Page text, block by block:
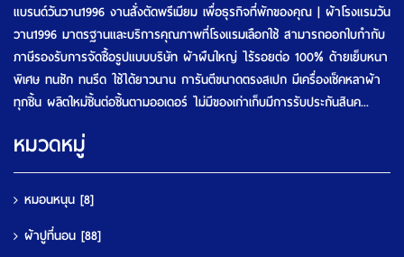
แบรนด์วันวาน1996 งานสั่งตัดพรีเมียม เพื่อธุรกิจที่พักของคุณ | ผ้าโรงแรมวัน
วาน1996 มาตรฐานและบริการคุณภาพที่โรงแรมเลือกใช้ สามารถออกใบกำกับ
ภาษีรองรับการจัดซื้อรูปแบบบริษัท ผ้าผืนใหญ่ ไร้รอยต่อ 100% ด้ายเย็บหนา
พิเศษ ทนซัก ทนรีด ใช้ได้ยาวนาน การันตีขนาดตรงสเปก มีเครื่องเช็คหลาผ้า
ทุกชิ้น ผลิตใหม่ชิ้นต่อชิ้นตามออเดอร์ ไม่มีของเก่าเก็บมีการรับประกันสินค...
หมวดหมู่
หมอนหนุน [8]
ผ้าปูที่นอน [88]